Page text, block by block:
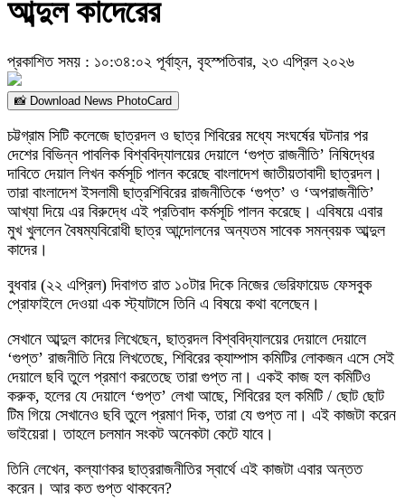
আব্দুল কাদেরের
প্রকাশিত সময় : ১০:৩৪:০২ পূর্বাহ্ন, বৃহস্পতিবার, ২৩ এপ্রিল ২০২৬
📸 Download News PhotoCard
চট্টগ্রাম সিটি কলেজে ছাত্রদল ও ছাত্র শিবিরের মধ্যে সংঘর্ষের ঘটনার পর
দেশের বিভিন্ন পাবলিক বিশ্ববিদ্যালয়ের দেয়ালে ‘গুপ্ত রাজনীতি’ নিষিদ্ধের
দাবিতে দেয়াল লিখন কর্মসূচি পালন করেছে বাংলাদেশ জাতীয়তাবাদী ছাত্রদল।
তারা বাংলাদেশ ইসলামী ছাত্রশিবিরের রাজনীতিকে ‘গুপ্ত’ ও ‘অপরাজনীতি’
আখ্যা দিয়ে এর বিরুদ্ধে এই প্রতিবাদ কর্মসূচি পালন করেছে। এবিষয়ে এবার
মুখ খুললেন বৈষম্যবিরোধী ছাত্র আন্দোলনের অন্যতম সাবেক সমন্বয়ক আব্দুল
কাদের।
বুধবার (২২ এপ্রিল) দিবাগত রাত ১০টার দিকে নিজের ভেরিফায়েড ফেসবুক
প্রোফাইলে দেওয়া এক স্ট্যাটাসে তিনি এ বিষয়ে কথা বলেছেন।
সেখানে আব্দুল কাদের লিখেছেন, ছাত্রদল বিশ্ববিদ্যালয়ের দেয়ালে দেয়ালে
‌‘গুপ্ত’ রাজনীতি নিয়ে লিখতেছে, শিবিরের ক্যাম্পাস কমিটির লোকজন এসে সেই
দেয়ালে ছবি তুলে প্রমাণ করতেছে তারা গুপ্ত না। একই কাজ হল কমিটিও
করুক, হলের যে দেয়ালে ‘গুপ্ত’ লেখা আছে, শিবিরের হল কমিটি / ছোট ছোট
টিম গিয়ে সেখানেও ছবি তুলে প্রমাণ দিক, তারা যে গুপ্ত না। এই কাজটা করেন
ভাইয়েরা। তাহলে চলমান সংকট অনেকটা কেটে যাবে।
তিনি লেখেন, কল্যাণকর ছাত্ররাজনীতির স্বার্থে এই কাজটা এবার অন্তত
করেন। আর কত গুপ্ত থাকবেন?